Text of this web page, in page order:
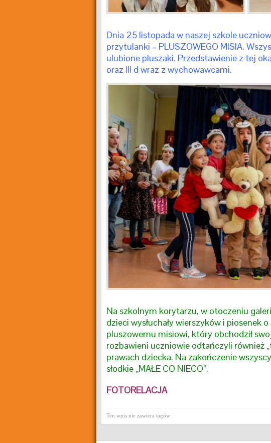
Dnia 25 listopada w naszej szkole
przytulanki – PLUSZOWEGO MISIA.
ulubione pluszaki. Przedstawienie z tej
oraz III d wraz z wychowawcami.
Na szkolnym korytarzu, w otoczeniu
dzieci wysłuchały wierszyków i piosenek
pluszowemu misiowi, który obchodził
rozbawieni uczniowie odtańczyli również
prawach dziecka. Na zakończenie
słodkie „MAŁE CO NIECO”.
FOTORELACJA
Ten wpis nie zawiera tagów